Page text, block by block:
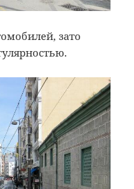
зато